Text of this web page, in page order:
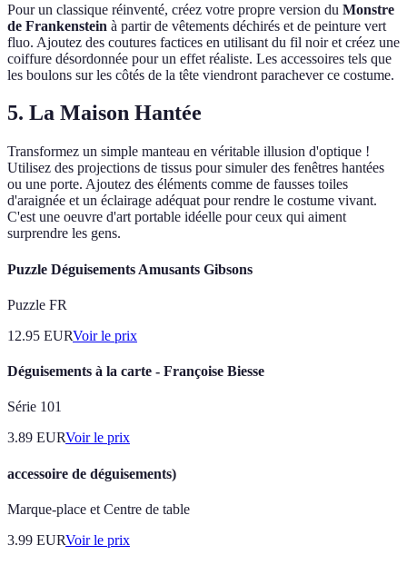
Pour un classique réinventé, créez votre propre version du Monstre
de Frankenstein à partir de vêtements déchirés et de peinture vert
fluo. Ajoutez des coutures factices en utilisant du fil noir et créez une
coiffure désordonnée pour un effet réaliste. Les accessoires tels que
les boulons sur les côtés de la tête viendront parachever ce costume.
5. La Maison Hantée
Transformez un simple manteau en véritable illusion d'optique !
Utilisez des projections de tissus pour simuler des fenêtres hantées
ou une porte. Ajoutez des éléments comme de fausses toiles
d'araignée et un éclairage adéquat pour rendre le costume vivant.
C'est une oeuvre d'art portable idéelle pour ceux qui aiment
surprendre les gens.
Puzzle Déguisements Amusants Gibsons
Puzzle FR
12.95 EURVoir le prix
Déguisements à la carte - Françoise Biesse
Série 101
3.89 EURVoir le prix
accessoire de déguisements)
Marque-place et Centre de table
3.99 EURVoir le prix